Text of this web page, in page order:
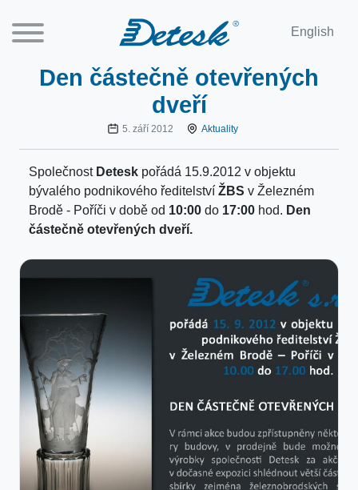
English
Den částečně otevřených
dveří
5. září 2012 Aktuality
Společnost Detesk pořádá 15.9.2012 v objektu
bývalého podnikového ředitelství ŽBS v Železném
Brodě - Poříči v době od 10:00 do 17:00 hod. Den
částečně otevřených dveří.